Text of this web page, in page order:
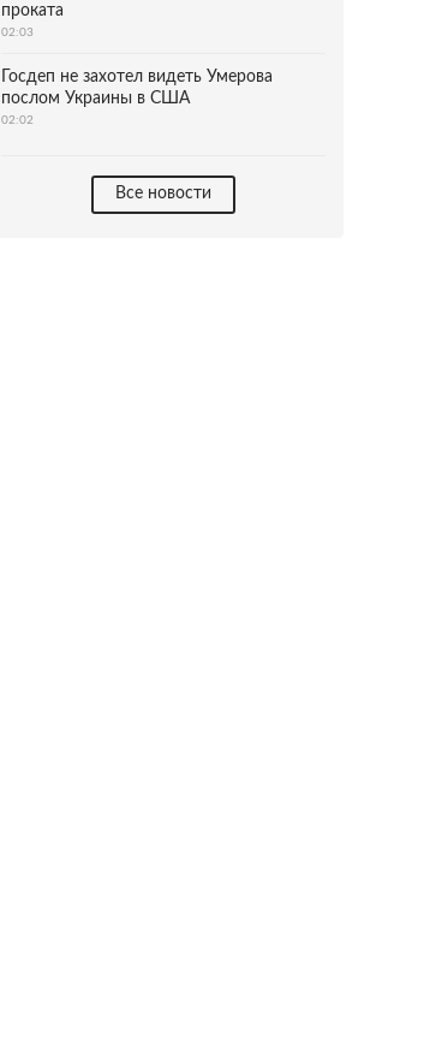
проката
02:03
Госдеп не захотел видеть Умерова
послом Украины в США
02:02
Все новости